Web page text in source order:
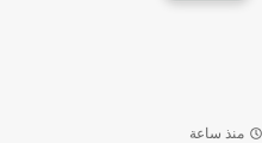
منذ ساعة